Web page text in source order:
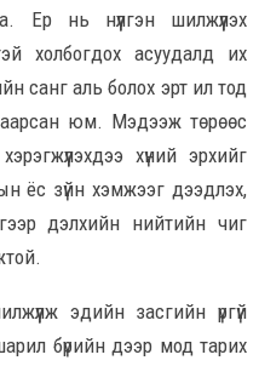
Ер нь нүүлгэн шилжүүлэх
холбогдох асуудалд их
санг аль болох эрт ил тод
юм. Мэдээж төрөөс
хүний эрхийг
ёс зүйн хэмжээг дээдлэх,
дэлхийн нийтийн чиг
эдийн засгийн үргүй
бүрийн дээр мод тарих